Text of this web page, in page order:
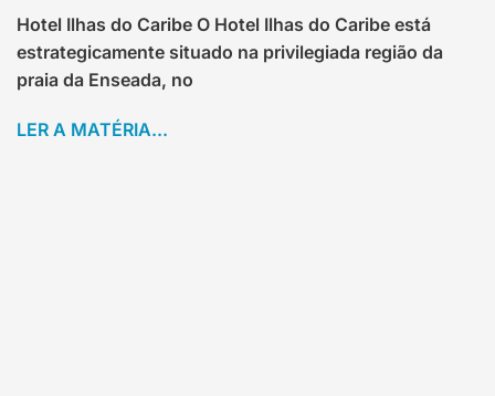
Hotel Ilhas do Caribe O Hotel Ilhas do Caribe está
estrategicamente situado na privilegiada região da
praia da Enseada, no
LER A MATÉRIA...